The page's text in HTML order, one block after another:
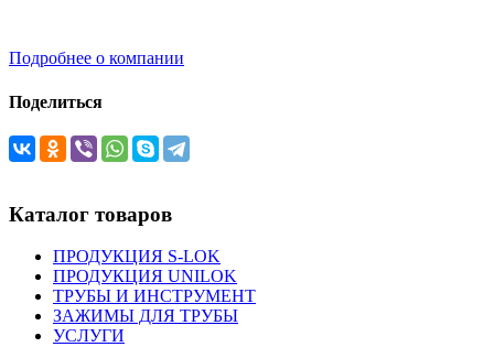
Подробнее о компании
Поделиться
Каталог товаров
ПРОДУКЦИЯ S-LOK
ПРОДУКЦИЯ UNILOK
ТРУБЫ И ИНСТРУМЕНТ
ЗАЖИМЫ ДЛЯ ТРУБЫ
УСЛУГИ